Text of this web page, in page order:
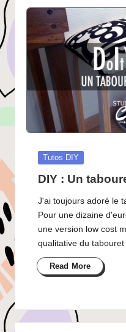
Posted
Tutos DIY
DIY : Un
J'ai toujours adoré le
Pour une dizaine
une version low cost
qualitative du
Read More